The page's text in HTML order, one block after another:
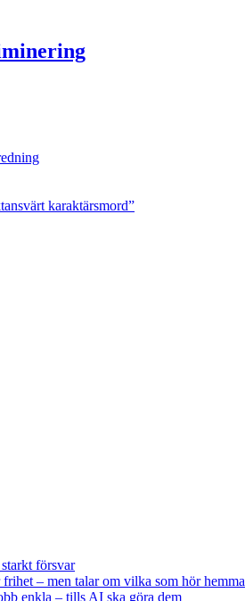
karaktärsmord”
försvar
– men talar om vilka som hör hemma
enkla – tills AI ska göra dem